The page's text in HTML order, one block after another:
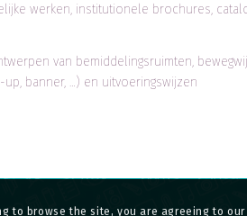
werken, institutionele brochures,
van bemiddelingsruimten,
banner, …) en uitvoeringswijzen
to browse the site, you are agreeing to